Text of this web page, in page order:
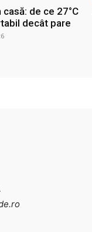
de ce 27°C
decât pare